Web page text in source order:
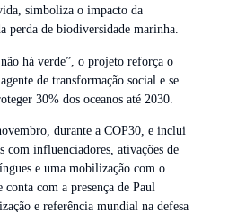
simboliza o impacto da
perda de biodiversidade marinha.
há verde”, o projeto reforça o
de transformação social e se
30% dos oceanos até 2030.
durante a COP30, e inclui
com influenciadores, ativações de
e uma mobilização com o
conta com a presença de Paul
e referência mundial na defesa